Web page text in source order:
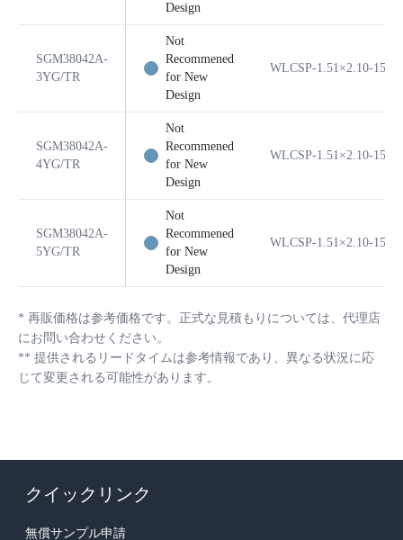
Design
SGM38042A-
3YG/TR
Not
Recommened
for New
Design
WLCSP-1.51×2.10-15B
SGM38042A-
4YG/TR
Not
Recommened
for New
Design
WLCSP-1.51×2.10-15B
SGM38042A-
5YG/TR
Not
Recommened
for New
Design
WLCSP-1.51×2.10-15B
* 再販価格は参考価格です。正式な見積もりについては、代理店
にお問い合わせください。
** 提供されるリードタイムは参考情報であり、異なる状況に応
じて変更される可能性があります。
クイックリンク
無償サンプル申請